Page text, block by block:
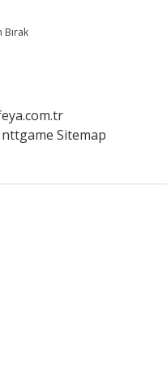
Bırak
nttgame Sitemap